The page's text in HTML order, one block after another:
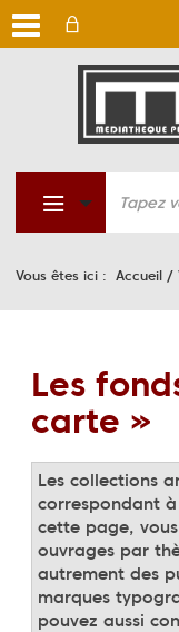
Vous êtes ici : Accueil /
Les
carte »
Les collections
correspondant
cette page,
ouvrages par
autrement des
marques
pouvez aussi